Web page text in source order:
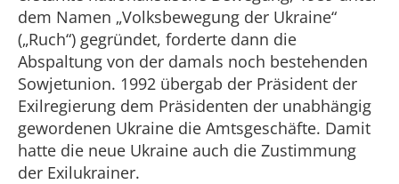
dem Namen „Volksbewegung der Ukraine“
(„Ruch“) gegründet, forderte dann die
Abspaltung von der damals noch bestehenden
Sowjetunion. 1992 übergab der Präsident der
Exilregierung dem Präsidenten der unabhängig
gewordenen Ukraine die Amtsgeschäfte. Damit
hatte die neue Ukraine auch die Zustimmung
der Exilukrainer.